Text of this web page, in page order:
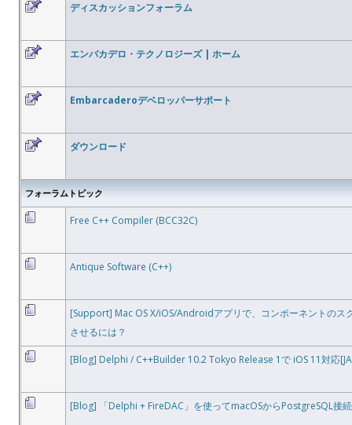
ディスカッションフォーラム
エンバカデロ・テクノロジーズ | ホーム
Embarcaderoデベロッパーサポート
ダウンロード
フォーラムトピック
Free C++ Compiler (BCC32C)
Antique Software (C++)
[Support] Mac OS X/iOS/Androidアプリで、コンポーネントのス
させるには？
[Blog] Delphi / C++Builder 10.2 Tokyo Release 1で iOS 11対応
[Blog] 「Delphi + FireDAC」を使ってmacOSからPostgreSQL接